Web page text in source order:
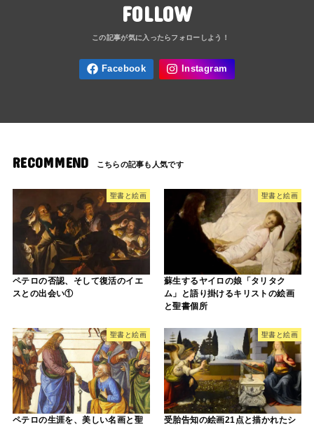
FOLLOW
RECOMMEND
聖書と絵画
ペテロの否認、そして復活のイエ
スとの出会い①
聖書と絵画
蘇生するヤイロの娘「タリタク
ム」と語り掛けるキリストの絵画
と聖書個所
聖書と絵画
ペテロの生涯を、美しい名画と聖
聖書と絵画
受胎告知の絵画21点と描かれたシ